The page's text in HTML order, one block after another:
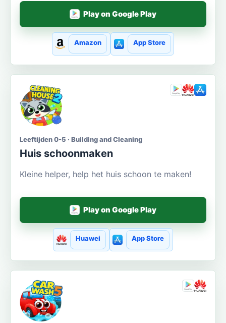
Play on Google Play
Amazon App Store
Leeftijden 0-5 · Building and Cleaning
Huis schoonmaken
Kleine helper, help het huis schoon te maken!
Play on Google Play
Huawei App Store